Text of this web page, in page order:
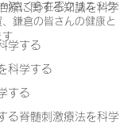
療に関する知識を科学
学する
科学する
する
る脊髄刺激療法を科学
さくら在宅クリニック
鎌倉の皆さんの健康と
す